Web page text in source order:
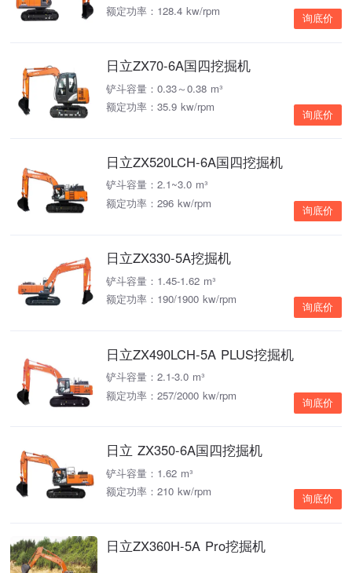
额定功率：128.4 kw/rpm
询底价
日立ZX70-6A国四挖掘机
铲斗容量：0.33～0.38 m³
额定功率：35.9 kw/rpm
询底价
日立ZX520LCH-6A国四挖掘机
铲斗容量：2.1~3.0 m³
额定功率：296 kw/rpm
询底价
日立ZX330-5A挖掘机
铲斗容量：1.45-1.62 m³
额定功率：190/1900 kw/rpm
询底价
日立ZX490LCH-5A PLUS挖掘机
铲斗容量：2.1-3.0 m³
额定功率：257/2000 kw/rpm
询底价
日立 ZX350-6A国四挖掘机
铲斗容量：1.62 m³
额定功率：210 kw/rpm
询底价
日立ZX360H-5A Pro挖掘机